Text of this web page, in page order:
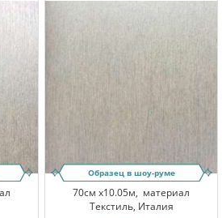
Образец в шоу-руме
70см x10.05м, материал
Текстиль, Италия